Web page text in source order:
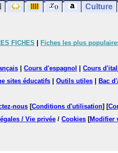
Culture
FICHES Fiches les plus
Cours d'espagnol Cours
sites éducatifs Outils utiles Bac
nous [Conditions d'utilisation] [
/ Vie privée / Cookies [Modifier